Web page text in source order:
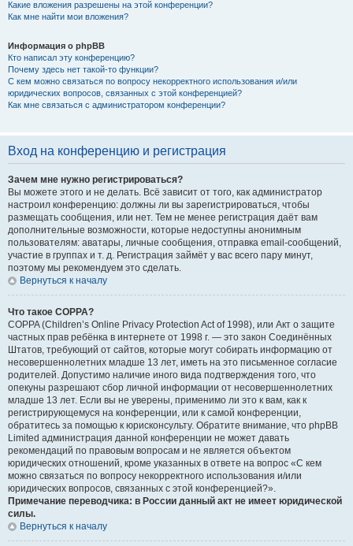
Какие вложения разрешены на этой конференции?
Как мне найти мои вложения?
Информация о phpBB
Кто написал эту конференцию?
Почему здесь нет такой-то функции?
С кем можно связаться по вопросу некорректного использования и/или
юридических вопросов, связанных с этой конференцией?
Как мне связаться с администратором конференции?
Вход на конференцию и регистрация
Зачем мне нужно регистрироваться?
Вы можете этого и не делать. Всё зависит от того, как администратор
настроил конференцию: должны ли вы зарегистрироваться, чтобы
размещать сообщения, или нет. Тем не менее регистрация даёт вам
дополнительные возможности, которые недоступны анонимным
пользователям: аватары, личные сообщения, отправка email-сообщений,
участие в группах и т. д. Регистрация займёт у вас всего пару минут,
поэтому мы рекомендуем это сделать.
Вернуться к началу
Что такое COPPA?
COPPA (Children’s Online Privacy Protection Act of 1998), или Акт о защите
частных прав ребёнка в интернете от 1998 г. — это закон Соединённых
Штатов, требующий от сайтов, которые могут собирать информацию от
несовершеннолетних младше 13 лет, иметь на это письменное согласие
родителей. Допустимо наличие иного вида подтверждения того, что
опекуны разрешают сбор личной информации от несовершеннолетних
младше 13 лет. Если вы не уверены, применимо ли это к вам, как к
регистрирующемуся на конференции, или к самой конференции,
обратитесь за помощью к юрисконсульту. Обратите внимание, что phpBB
Limited администрация данной конференции не может давать
рекомендаций по правовым вопросам и не является объектом
юридических отношений, кроме указанных в ответе на вопрос «С кем
можно связаться по вопросу некорректного использования и/или
юридических вопросов, связанных с этой конференцией?».
Примечание переводчика: в России данный акт не имеет юридической
силы.
Вернуться к началу